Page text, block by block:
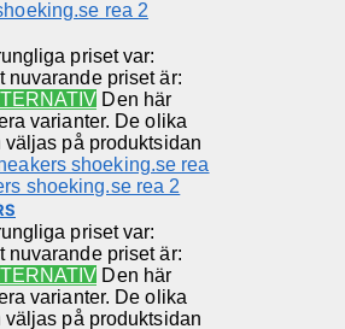
priset var:
nuvarande priset är:
Den här
varianter. De olika
på produktsidan
priset var:
nuvarande priset är:
Den här
varianter. De olika
på produktsidan